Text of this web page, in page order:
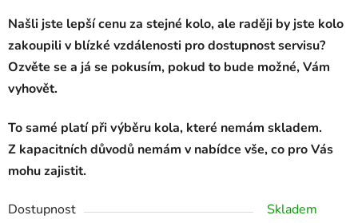
Našli jste lepší cenu za stejné kolo, ale raději by jste kolo
zakoupili v blízké vzdálenosti pro dostupnost servisu?
Ozvěte se a já se pokusím, pokud to bude možné, Vám
vyhovět.
To samé platí při výběru kola, které nemám skladem.
Z kapacitních důvodů nemám v nabídce vše, co pro Vás
mohu zajistit.
Dostupnost
Skladem